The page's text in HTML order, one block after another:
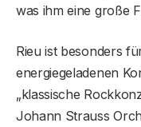
was ihm eine große
Rieu ist besonders
energiegeladenen
„klassische
Johann Strauss